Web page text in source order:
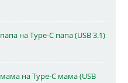
на Type-C папа (USB 3.1)
на Type-C мама (USB